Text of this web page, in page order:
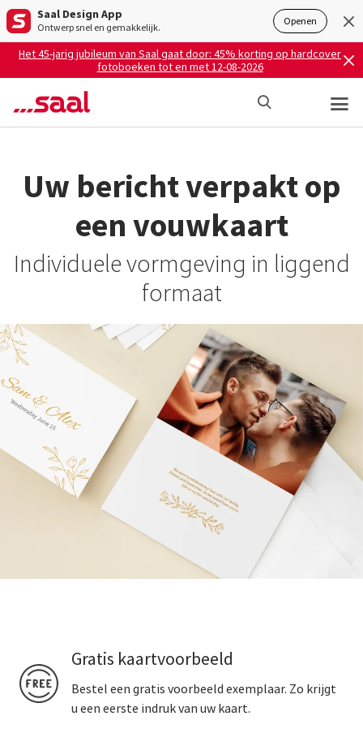
Saal Design App
Ontwerp snel en gemakkelijk. Openen
Het 45-jarig jubileum van Saal gaat door: 45% korting op hardcover
fotoboeken tot en met 12-08-2026
Uw bericht verpakt op
een vouwkaart
Individuele vormgeving in liggend
formaat
Gratis kaartvoorbeeld
Bestel een gratis voorbeeld exemplaar. Zo krijgt
u een eerste indruk van uw kaart.